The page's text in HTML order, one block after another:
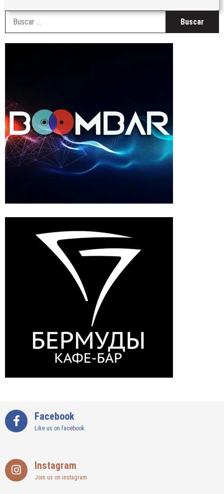
Facebook
Like us on facebook
Instagram
Join us on instagram